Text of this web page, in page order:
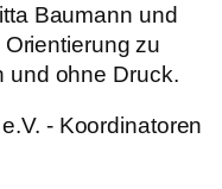
Baumann und
zu
und ohne Druck.